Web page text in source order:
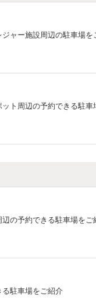
ャー施設周辺の駐車場を
ト周辺の予約できる駐車
の予約できる駐車場をご
駐車場をご紹介